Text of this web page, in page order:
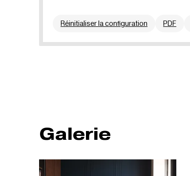
Réinitialiser la configuration PDF
Galerie